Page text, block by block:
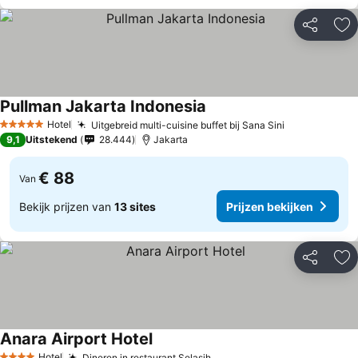
Delen
5 Sterren Hotel Uitgebreid multi-cuisine buffet bij Sana Sini
Pullman Jakarta Indonesia
9,1 Uitstekend 28.444 Jakarta
Van € 88
Bekijk prijzen van 13 sites Prijzen bekijken
Delen
Anara Airport HotelPrijzen bekijken